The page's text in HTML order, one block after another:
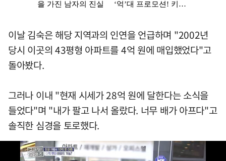
이날 김숙은 해당 지역과의 인연을 언급하며 "2002년
당시 이곳의 43평형 아파트를 4억 원에 매입했었다"고
돌아봤다.
그러나 이내 "현재 시세가 28억 원에 달한다는 소식을
들었다"며 "내가 팔고 나서 올랐다. 너무 배가 아프다"고
솔직한 심경을 토로했다.